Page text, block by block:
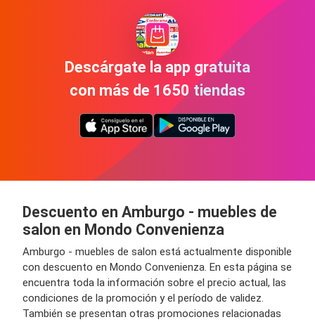
Descárgate la app gratuita
con más de 1650 tiendas
Descuento en Amburgo - muebles de
salon en Mondo Convenienza
Amburgo - muebles de salon está actualmente disponible
con descuento en Mondo Convenienza. En esta página se
encuentra toda la información sobre el precio actual, las
condiciones de la promoción y el período de validez.
También se presentan otras promociones relacionadas